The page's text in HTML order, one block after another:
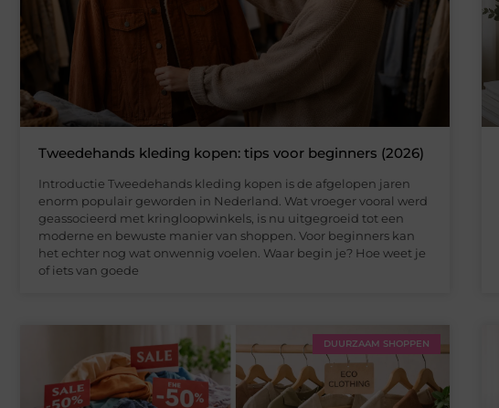
Tweedehands kleding kopen: tips voor beginners (2026)
Introductie Tweedehands kleding kopen is de afgelopen jaren
enorm populair geworden in Nederland. Wat vroeger vooral werd
geassocieerd met kringloopwinkels, is nu uitgegroeid tot een
moderne en bewuste manier van shoppen. Voor beginners kan
het echter nog wat onwennig voelen. Waar begin je? Hoe weet je
of iets van goede
DUURZAAM SHOPPEN